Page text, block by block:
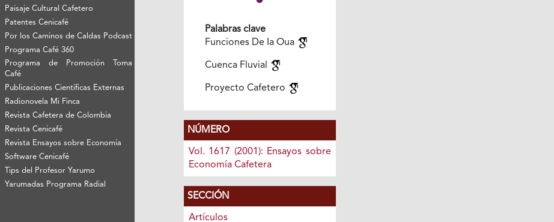
Paisaje Cultural Cafetero
Patentes Cenicafé
Por los Caminos de Caldas Podcast
Programa Café 360
Programa de Promoción Toma
Café
Publicaciones Científicas Externas
Radionovela Mi Finca
Revista Cafetera de Colombia
Revista Cenicafé
Revista Ensayos sobre Economía
Software Cenicafé
Tips del Profesor Yarumo
Yarumadas Programa Radial
Palabras clave
Funciones De Ia Oua
Cuenca Fluvial
Proyecto Cafetero
NÚMERO
Vol. 1617 (2001): Ensayos sobre
Economía Cafetera
SECCIÓN
Artículos